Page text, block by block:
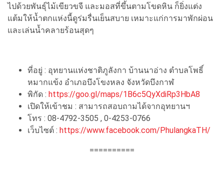
ไปด้วยพันธุ์ไม้เขียวขจี และมอสที่ขึ้นตามโขดหิน ก็ยิ่งแต่ง
แต้มให้น้ำตกแห่งนี้ดูร่มรื่นเย็นสบาย เหมาะแก่การมาพักผ่อน
และเล่นน้ำคลายร้อนสุดๆ
ที่อยู่ : อุทยานแห่งชาติภูลังกา บ้านนาอ่าง ตำบลโพธิ์
หมากแข้ง อำเภอบึงโขงหลง จังหวัดบึงกาฬ
พิกัด : https://goo.gl/maps/1B6c5QyXdiRp3HbA8
เปิดให้เข้าชม : สามารถสอบถามได้จากอุทยานฯ
โทร : 08-4792-3505 , 0-4253-0766
เว็บไซต์ : https://www.facebook.com/PhulangkaTH/
==========